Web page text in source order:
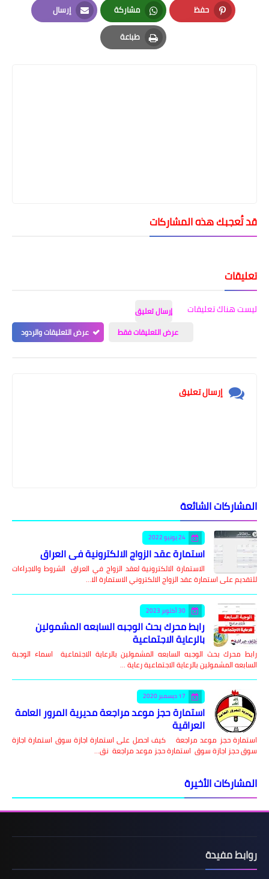
حفظ
Pinterest
مشاركة
Whatsapp
إرسال
Email
طباعة
Print
قد تُعجبك هذه المشاركات
تعليقات
ليست هناك تعليقات
إرسال تعليق
عرض التعليقات فقط
عرض التعليقات والردود
إرسال تعليق
المشاركات الشائعة
24 يونيو 2022
استمارة عقد الزواج الالكترونية في العراق
الاستمارة الالكترونية لعقد الزواج في العراق الشروط والاجراءات
للتقديم على استمارة عقد الزواج الالكتروني الاستمارة الا…
30 أكتوبر 2023
رابط محرك بحث الوجبه السابعه المشمولين
بالرعاية الاجتماعية
رابط محرك بحث الوجبه السابعه المشمولين بالرعاية الاجتماعية اسماء الوجبة
السابعه المشمولين بالرعاية الاجتماعية رعاية …
17 ديسمبر 2020
استمارة حجز موعد مراجعة مديرية المرور العامة
العراقية
استمارة حجز موعد مراجعة كيف احصل على استمارة اجازة سوق استمارة اجازة
سوق حجز اجازة سوق استمارة حجز موعد مراجعة نق…
المشاركات الأخيرة
روابط مفيدة